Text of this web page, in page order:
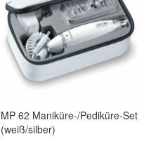
MP 62 Maniküre-/Pediküre-Set
(weiß/silber)